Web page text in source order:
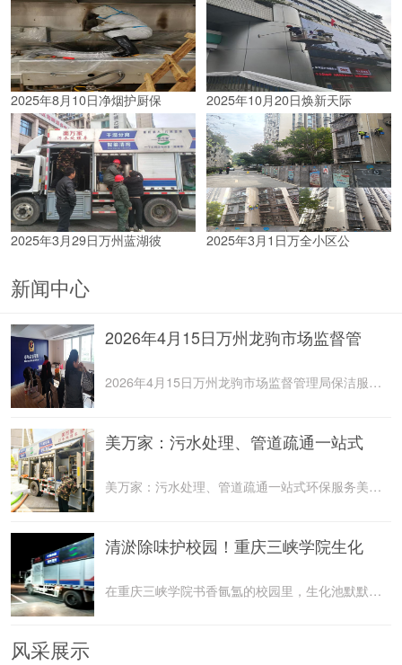
2025年8月10日净烟护厨保 2025年10月20日焕新天际
2025年3月29日万州蓝湖彼 2025年3月1日万全小区公
新闻中心
2026年4月15日万州龙驹市场监督管
2026年4月15日万州龙驹市场监督管理局保洁服务由重庆美
美万家：污水处理、管道疏通一站式
美万家：污水处理、管道疏通一站式环保服务美万家公司，
清淤除味护校园！重庆三峡学院生化
在重庆三峡学院书香氤氲的校园里，生化池默默承载着污水
风采展示